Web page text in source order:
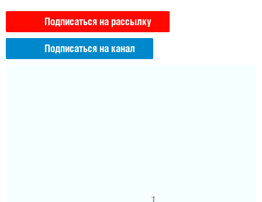
Подписаться на рассылку
Подписаться на канал